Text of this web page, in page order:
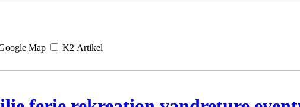
Map
K2 Artikel